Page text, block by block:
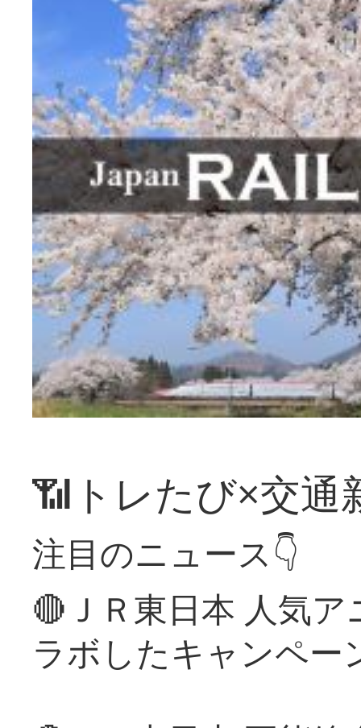
📶トレたび×交通
注目のニュース👇
🔴ＪＲ東日本 人気
ラボしたキャンペー